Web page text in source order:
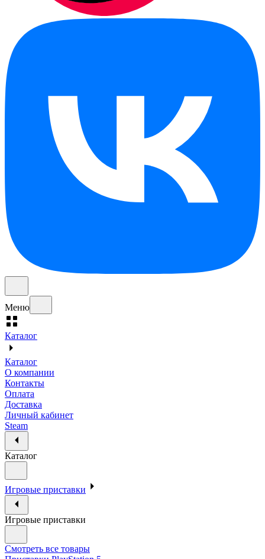
Меню
Каталог
Каталог
О компании
Контакты
Оплата
Доставка
Личный кабинет
Steam
Каталог
Игровые приставки
Игровые приставки
Смотреть все товары